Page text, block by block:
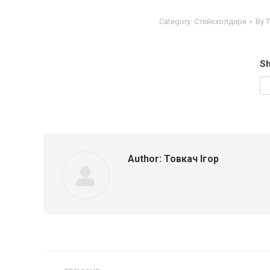
Category: Стейкхолдери By
Author: Товкач Ігор
Post